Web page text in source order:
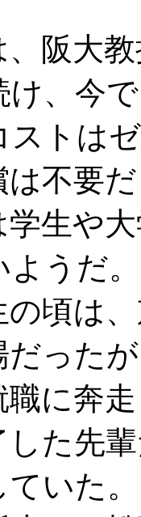
、阪大
け、今
ストは
は不要
学生や
うだ。
の頃は
だった
職に奔
した先
いた。